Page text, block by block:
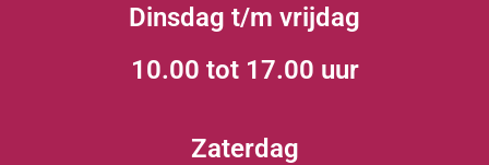
Dinsdag t/m vrijdag
10.00 tot 17.00 uur
Zaterdag